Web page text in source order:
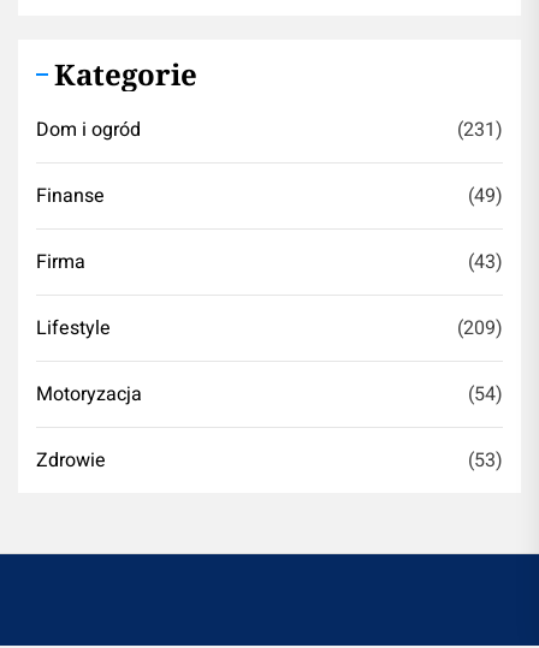
Kategorie
Dom i ogród (231)
Finanse (49)
Firma (43)
Lifestyle (209)
Motoryzacja (54)
Zdrowie (53)